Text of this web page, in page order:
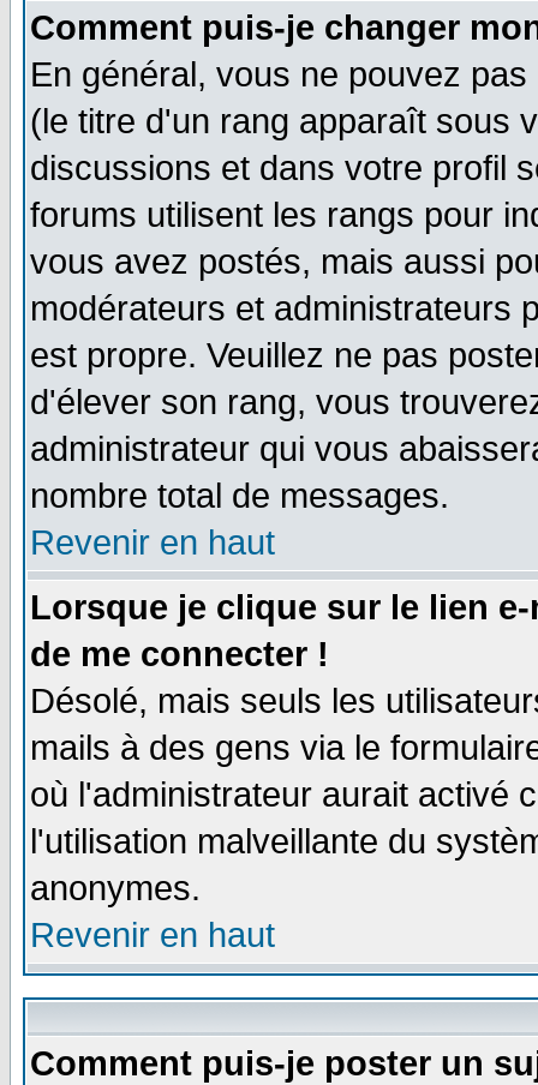
Comment puis-je changer
En général, vous ne pouvez
(le titre d'un rang apparaît sous
discussions et dans votre profil
forums utilisent les rangs pour
vous avez postés, mais aussi
modérateurs et administrateurs
est propre. Veuillez ne pas
d'élever son rang, vous
administrateur qui vous
nombre total de messages.
Revenir en haut
Lorsque je clique sur le lien
de me connecter !
Désolé, mais seuls les
mails à des gens via le
où l'administrateur aurait activé
l'utilisation malveillante du
anonymes.
Revenir en haut
Comment puis-je poster un